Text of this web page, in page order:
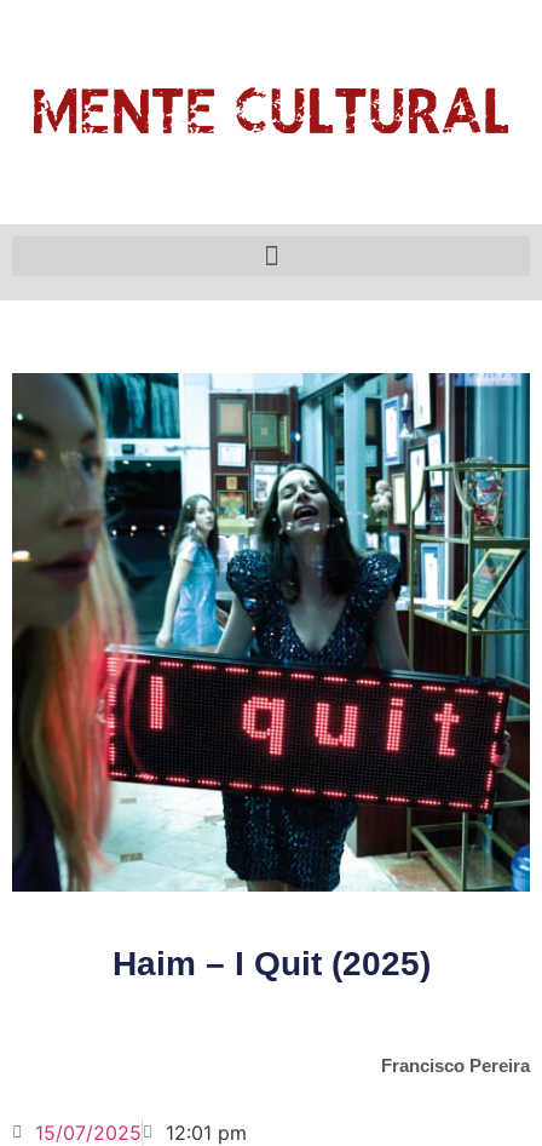
Haim – I Quit (2025)
Francisco Pereira
15/07/2025 12:01 pm